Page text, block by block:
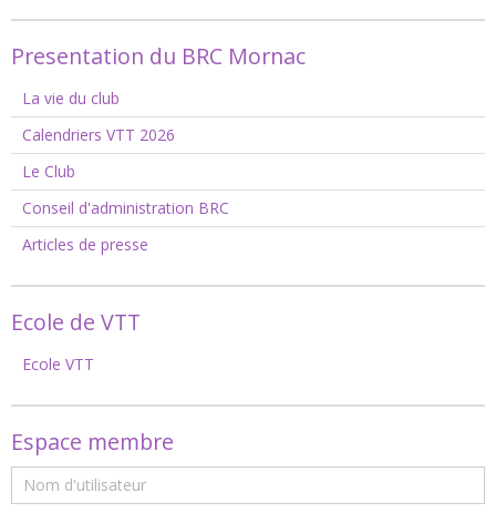
Presentation du BRC Mornac
La vie du club
Calendriers VTT 2026
Le Club
Conseil d'administration BRC
Articles de presse
Ecole de VTT
Ecole VTT
Espace membre